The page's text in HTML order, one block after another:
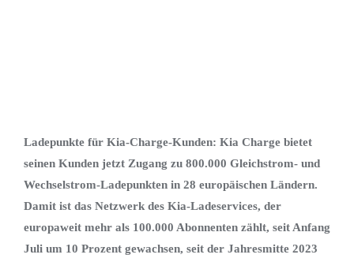
Ladepunkte für Kia-Charge-Kunden: Kia Charge bietet
seinen Kunden jetzt Zugang zu 800.000 Gleichstrom- und
Wechselstrom-Ladepunkten in 28 europäischen Ländern.
Damit ist das Netzwerk des Kia-Ladeservices, der
europaweit mehr als 100.000 Abonnenten zählt, seit Anfang
Juli um 10 Prozent gewachsen, seit der Jahresmitte 2023